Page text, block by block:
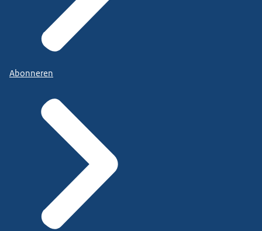
Abonneren